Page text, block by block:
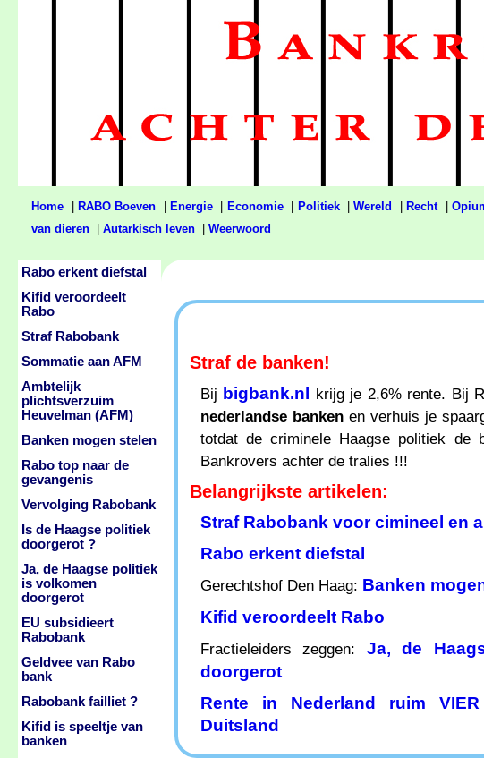
Home RABO Boeven Energie| Economie| Politiek|Wereld Recht|
van dieren
Autarkisch leven Weerwoord
Straf de banken!
Bij bigbank.nl krijg je 2,6% rente. Bij
nederlandse banken en verhuis je
totdat de criminele Haagse politiek de
Bankrovers achter de tralies !!!
Belangrijkste artikelen:
Straf Rabobank voor cimineel en
Rabo erkent diefstal
Gerechtshof Den Haag: Banken
Kifid veroordeelt Rabo
Fractieleiders zeggen: Ja, de
doorgerot
Rente in Nederland ruim
Duitsland
Rabo erkent diefstal
Kifid veroordeelt
Rabo
Straf Rabobank
Sommatie aan AFM
Ambtelijk
plichtsverzuim
Heuvelman (AFM)
Banken mogen stelen
Rabo top naar de
gevangenis
Vervolging Rabobank
Is de Haagse politiek
doorgerot ?
Ja, de Haagse politiek
is volkomen
doorgerot
EU subsidieert
Rabobank
Geldvee van Rabo
bank
Rabobank failliet ?
Kifid is speeltje van
banken